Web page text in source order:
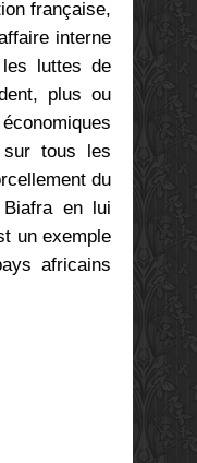
française,
interne
les luttes de
plus ou
sur tous les
du
en lui
un exemple
africains